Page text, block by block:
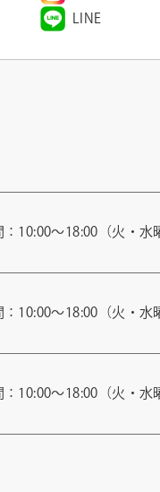
LINE
10:00〜18:00（火・水
10:00〜18:00（火・水
10:00〜18:00（火・水